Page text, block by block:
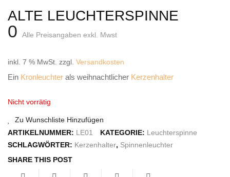
Kasse
Kundeninformationen
IMPRESSUM
ALTE LEUCHTERSPINNE
0 Alle Preisangaben exkl. Mwst
inkl. 7 % MwSt. zzgl. Versandkosten
Ein Kronleuchter als weihnachtlicher Kerzenhalter
Nicht vorrätig
Zu Wunschliste Hinzufügen
ARTIKELNUMMER: LE01 KATEGORIE: Leuchterspinne
SCHLAGWÖRTER: Kerzenhalter, Spinnenleuchter
SHARE THIS POST